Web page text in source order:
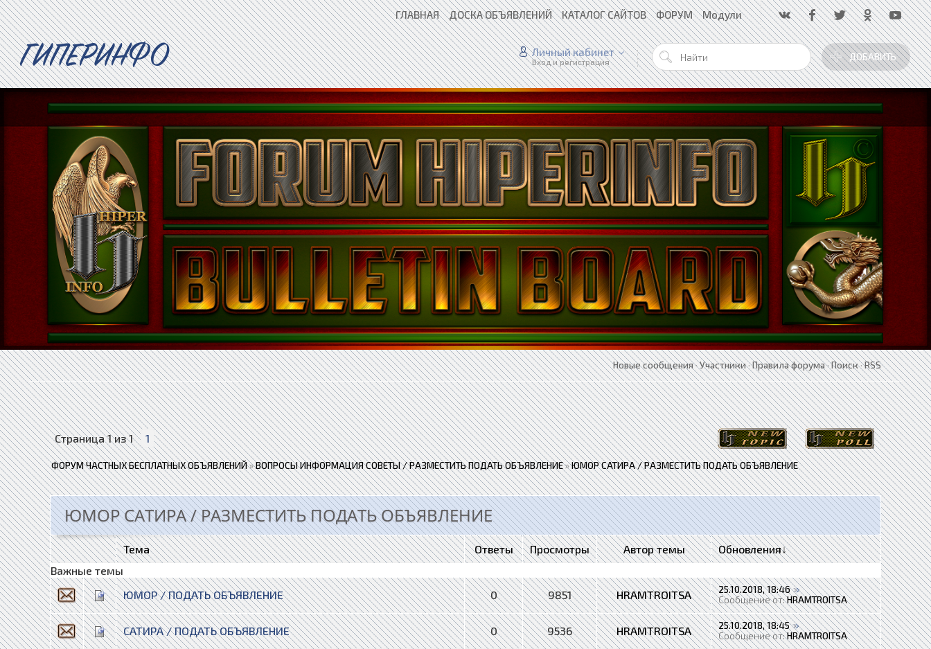
ГЛАВНАЯ ДОСКА ОБЪЯВЛЕНИЙ КАТАЛОГ САЙТОВ ФОРУМ Модули
ГИПЕРИНФО ДОБАВИТЬ
Личный кабинет
Вход и регистрация
Новые сообщения·Участники·Правила форума·Поиск·RSS
Страница1из1 1
ФОРУМ ЧАСТНЫХ БЕСПЛАТНЫХ ОБЪЯВЛЕНИЙ»ВОПРОСЫ ИНФОРМАЦИЯ СОВЕТЫ / РАЗМЕСТИТЬ ПОДАТЬ ОБЪЯВЛЕНИЕ»ЮМОР САТИРА / РАЗМЕСТИТЬ ПОДАТЬ ОБЪЯВЛЕНИЕ
ЮМОР САТИРА / РАЗМЕСТИТЬ ПОДАТЬ ОБЪЯВЛЕНИЕ
Тема Ответы Просмотры Автор темы Обновления↓
Важные темы
ЮМОР / ПОДАТЬ ОБЪЯВЛЕНИЕ
0 9851 HRAMTROITSA
25.10.2018, 18:46
Сообщение от:HRAMTROITSA
САТИРА / ПОДАТЬ ОБЪЯВЛЕНИЕ 0 9536 HRAMTROITSA
25.10.2018, 18:45
Сообщение от:HRAMTROITSA